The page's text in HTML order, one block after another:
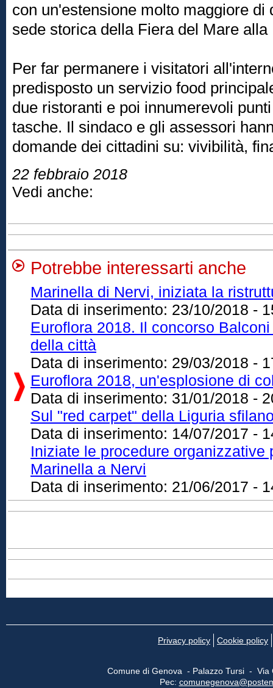
con un'estensione molto maggiore di
sede storica della Fiera del Mare alla
Per far permanere i visitatori
predisposto un servizio food
due ristoranti e poi innumerevoli
tasche. Il sindaco e gli assessori
domande dei cittadini su: vivibilità,
22 febbraio 2018
Vedi anche:
Potrebbe interessarti anche
Marinella di Nervi, iniziata la
Data di inserimento: 23/10/2018 -
Euroflora 2018. Il concorso
della città
Data di inserimento: 29/03/2018 -
Euroflora 2018, un'esplosione di
Data di inserimento: 31/01/2018 -
Sul "red carpet" della Liguria
Data di inserimento: 14/07/2017 -
Iniziate le procedure organizzative
Marinella a Nervi
Data di inserimento: 21/06/2017 -
Privacy policy Cookie policy
Comune di Genova - Palazzo Tursi -
Pec: